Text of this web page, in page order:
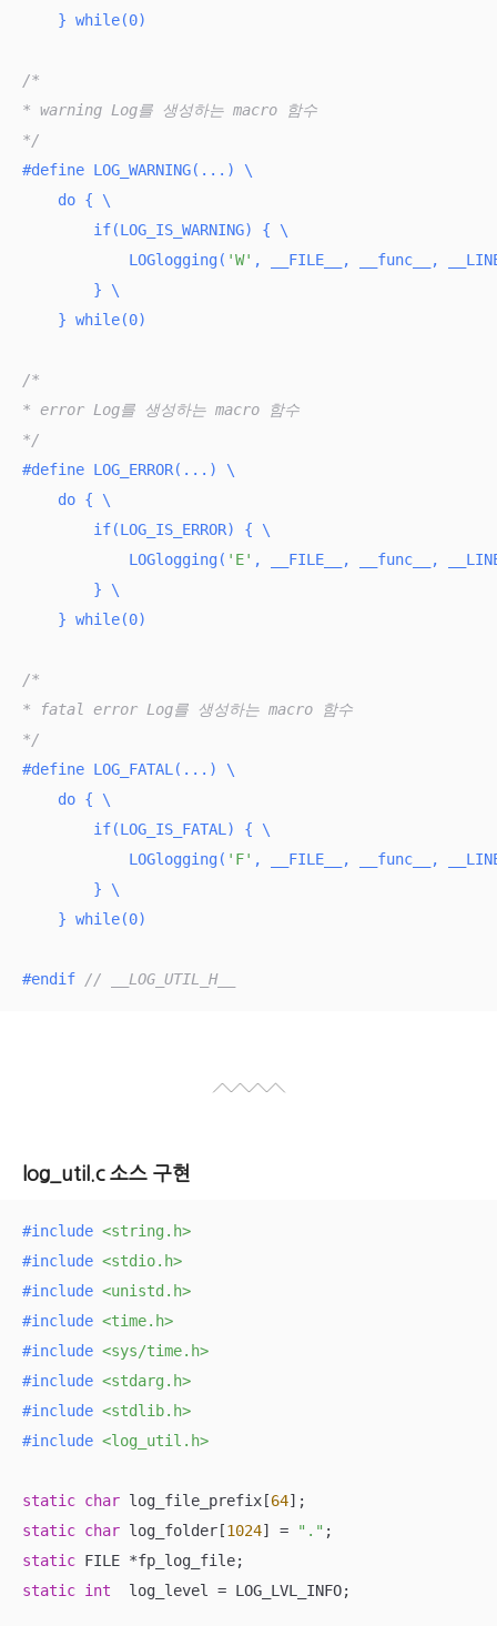
    } while(0)
/*
* warning Log를 생성하는 macro 함수
*/
#define LOG_WARNING(...) \
    do { \
if(LOG_IS_WARNING) { \
            LOGlogging(
'W' , __FILE__, __func__,
        } \
    } while(0)
/*
* error Log를 생성하는 macro 함수
*/
#define LOG_ERROR(...) \
    do { \
if(LOG_IS_ERROR) { \
            LOGlogging(
'E' , __FILE__, __func__,
        } \
    } while(0)
/*
* fatal error Log를 생성하는 macro 함수
*/
#define LOG_FATAL(...) \
    do { \
if(LOG_IS_FATAL) { \
            LOGlogging(
'F' , __FILE__, __func__,
        } \
    } while(0)
#endif // __LOG_UTIL_H__
log_util.c 소스 구현
#include <string.h>
#include <stdio.h>
#include <unistd.h>
#include <time.h>
#include <sys/time.h>
#include <stdarg.h>
#include <stdlib.h>
#include <log_util.h>
static char log_file_prefix[64
static char log_folder[1024] = "."
static
static int
  log_level = LOG_LVL_INFO;